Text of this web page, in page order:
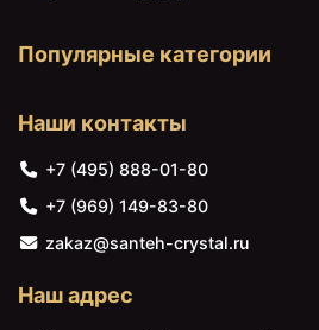
Популярные категории
Наши контакты
+7 (495) 888-01-80
+7 (969) 149-83-80
zakaz@santeh-crystal.ru
Наш адрес